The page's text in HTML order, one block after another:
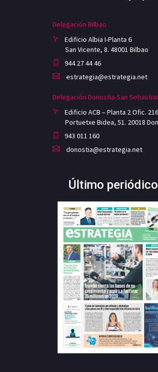
Delegación Bilbao
Edificio Albia I-Planta 6
San Vicente, 8. 48001 Bilbao
944 27 44 46
estrategia@estrategia.net
Delegación Donostia-San
Edificio ACB – Planta 2 Ofic. 216
Portuetxe Bidea, 51. 20018
943 011 160
donostia@estrategia.net
Último periódico